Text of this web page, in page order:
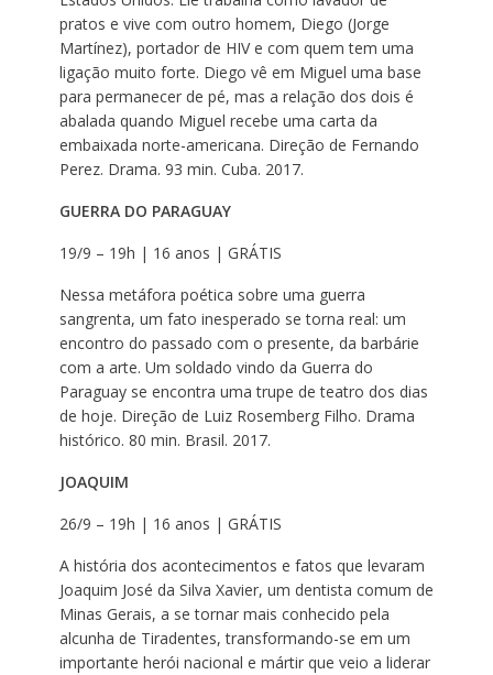
pratos e vive com outro homem, Diego (Jorge
Martínez), portador de HIV e com quem tem uma
ligação muito forte. Diego vê em Miguel uma base
para permanecer de pé, mas a relação dos dois é
abalada quando Miguel recebe uma carta da
embaixada norte-americana. Direção de Fernando
Perez. Drama. 93 min. Cuba. 2017.
GUERRA DO PARAGUAY
19/9 – 19h | 16 anos | GRÁTIS
Nessa metáfora poética sobre uma guerra
sangrenta, um fato inesperado se torna real: um
encontro do passado com o presente, da barbárie
com a arte. Um soldado vindo da Guerra do
Paraguay se encontra uma trupe de teatro dos dias
de hoje. Direção de Luiz Rosemberg Filho. Drama
histórico. 80 min. Brasil. 2017.
JOAQUIM
26/9 – 19h | 16 anos | GRÁTIS
A história dos acontecimentos e fatos que levaram
Joaquim José da Silva Xavier, um dentista comum de
Minas Gerais, a se tornar mais conhecido pela
alcunha de Tiradentes, transformando-se em um
importante herói nacional e mártir que veio a liderar